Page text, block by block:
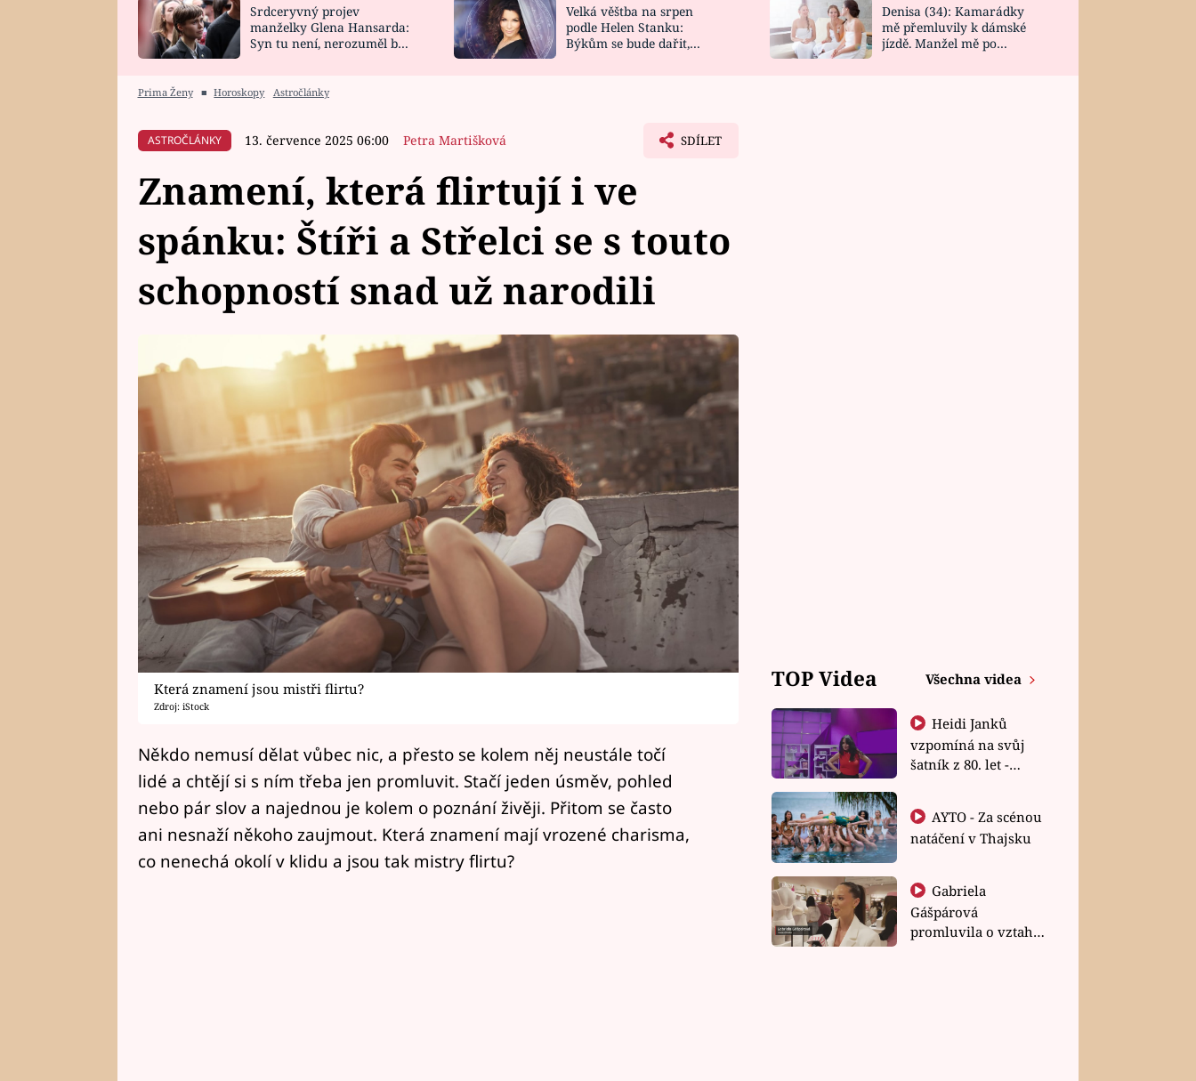
HOROSKOP NA
CELEBRITY
VAŘENÍ
NOVINKY
VIDEORECEPTY
DESIGN
Srdceryvný projev
manželky Glena Hansarda:
Syn tu není, nerozuměl by
Velká věštba na srpen
podle Helen Stanku:
Býkům se bude dařit,
Denisa (34): Kamarádky
mě přemluvily k dámské
jízdě. Manžel mě po
Prima Ženy ■ Horoskopy Astročlánky
ASTROČLÁNKY 13. července 2025 06:00 Petra Martišková SDÍLET
Znamení, která flirtují i ve
spánku: Štíři a Střelci se s touto
schopností snad už narodili
Která znamení jsou mistři flirtu?
Zdroj: iStock
Někdo nemusí dělat vůbec nic, a přesto se kolem něj neustále točí
lidé a chtějí si s ním třeba jen promluvit. Stačí jeden úsměv, pohled
nebo pár slov a najednou je kolem o poznání živěji. Přitom se často
ani nesnaží někoho zaujmout. Která znamení mají vrozené charisma,
co nenechá okolí v klidu a jsou tak mistry flirtu?
TOP Videa Všechna videa
Heidi Janků
vzpomíná na svůj
šatník z 80. let -
natáčení v Thajsku
Gabriela
Gášpárová
promluvila o vztahu